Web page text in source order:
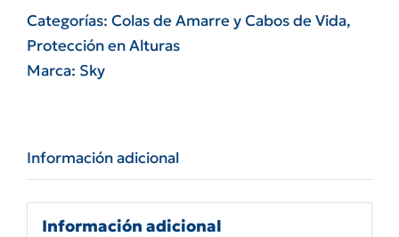
sky
con
amortiguador
con
Categorías: Colas de Amarre y Cabos de Vida,
Protección en Alturas
Marca: Sky
Información adicional
Información adicional